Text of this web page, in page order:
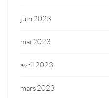
juin 2023
mai 2023
avril 2023
mars 2023